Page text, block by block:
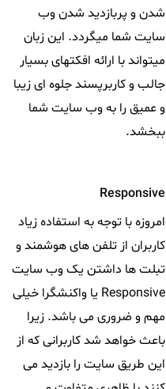
شدن و پربازدید شدن وب
سایت شما میگردد. این زبان
میتواند با ارائه افکتهای بسیار
جالب و کاربرپسند جلوه ای زیبا
و عمیق را به وب سایت شما
ببخشد.
Responsive
امروزه با توجه به استفاده زیاد
کاربران از تلفن های هوشمند و
تبلت ها داشتن یک وب سایت
Responsive یا واکنشگرا خیلی
مهم و ضروری می باشد. زیرا
باعث خواهد شد کاربرانی که از
این طریق سایت را بازدید می